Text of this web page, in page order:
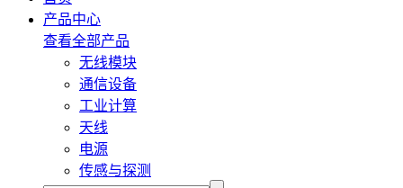
产品中心
查看全部产品
无线模块
通信设备
工业计算
天线
电源
传感与探测